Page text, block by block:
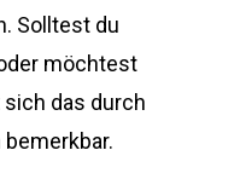
Solltest du
möchtest
das durch